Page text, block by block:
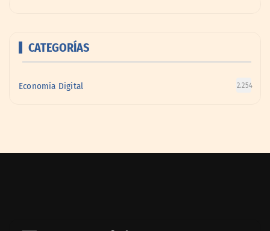
CATEGORÍAS
Economía Digital 2.254